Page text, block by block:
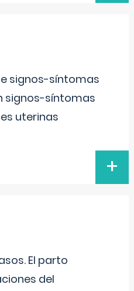
signos-síntomas
signos-síntomas
uterinas
+
El parto
del